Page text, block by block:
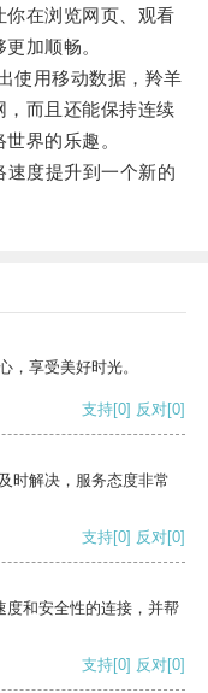
在浏览网页、观看
加顺畅。
用移动数据，羚羊
，而且还能保持连续
界的乐趣。
度提升到一个新的
，享受美好时光。
支持[0] 反对[0]
时解决，服务态度非常
支持[0] 反对[0]
度和安全性的连接，并帮
支持[0] 反对[0]